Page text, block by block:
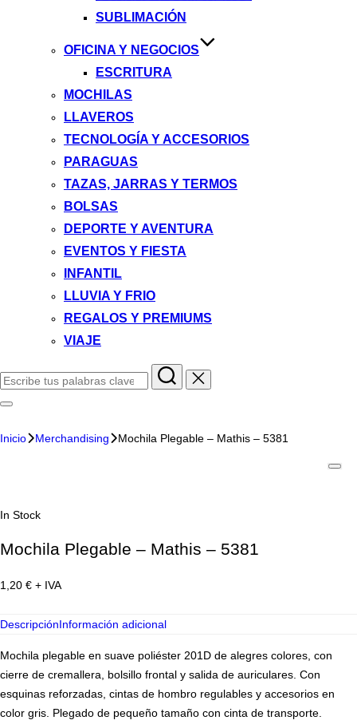
SUBLIMACIÓN
OFICINA Y NEGOCIOS
ESCRITURA
MOCHILAS
LLAVEROS
TECNOLOGÍA Y ACCESORIOS
PARAGUAS
TAZAS, JARRAS Y TERMOS
BOLSAS
DEPORTE Y AVENTURA
EVENTOS Y FIESTA
INFANTIL
LLUVIA Y FRIO
REGALOS Y PREMIUMS
VIAJE
Inicio Merchandising Mochila Plegable – Mathis – 5381
In Stock
Mochila Plegable – Mathis – 5381
1,20 € + IVA
DescripciónInformación adicional
Mochila plegable en suave poliéster 201D de alegres colores, con
cierre de cremallera, bolsillo frontal y salida de auriculares. Con
esquinas reforzadas, cintas de hombro regulables y accesorios en
color gris. Plegado de pequeño tamaño con cinta de transporte.